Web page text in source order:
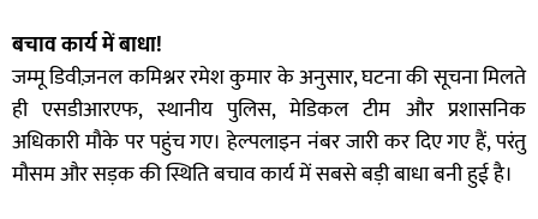
बचाव कार्य में बाधा!
जम्मू डिवीज़नल कमिश्नर रमेश कुमार के अनुसार, घटना की सूचना मिलते
ही एसडीआरएफ, स्थानीय पुलिस, मेडिकल टीम और प्रशासनिक
अधिकारी मौके पर पहुंच गए। हेल्पलाइन नंबर जारी कर दिए गए हैं, परंतु
मौसम और सड़क की स्थिति बचाव कार्य में सबसे बड़ी बाधा बनी हुई है।